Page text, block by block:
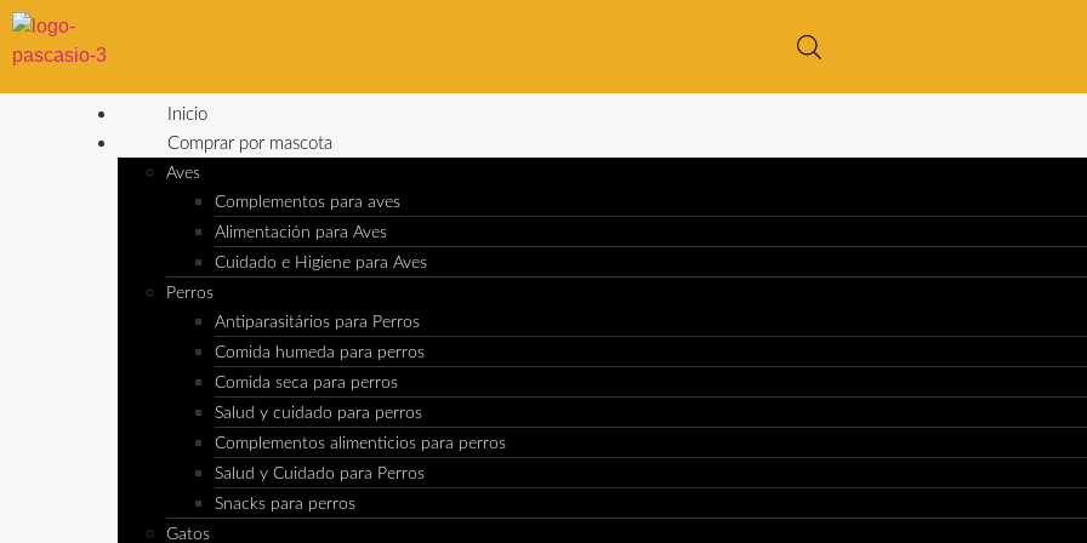
Inicio
Comprar por mascota
Aves
Complementos para aves
Alimentación para Aves
Cuidado e Higiene para Aves
Perros
Antiparasitários para Perros
Comida humeda para perros
Comida seca para perros
Salud y cuidado para perros
Complementos alimenticios para perros
Salud y Cuidado para Perros
Snacks para perros
Gatos